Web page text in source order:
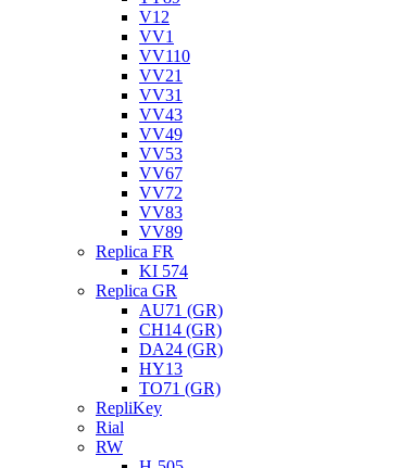
V12
VV1
VV110
VV21
VV31
VV43
VV49
VV53
VV67
VV72
VV83
VV89
Replica FR
KI 574
Replica GR
AU71 (GR)
CH14 (GR)
DA24 (GR)
HY13
TO71 (GR)
RepliKey
Rial
RW